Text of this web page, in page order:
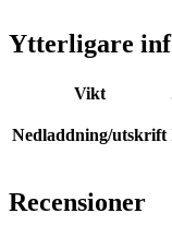
Ytterligare
Vikt
Nedladdning/utskrift
Recensioner